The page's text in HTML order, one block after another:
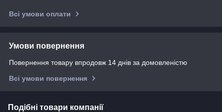
Всі умови оплати
Умови повернення
Повернення товару впродовж 14 днів за домовленістю
Всі умови повернення
Подібні товари компанії